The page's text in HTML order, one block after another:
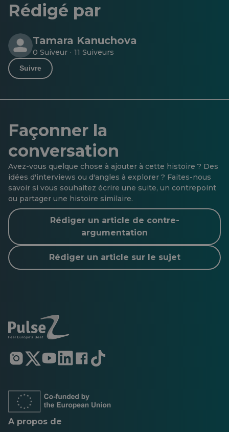
Rédigé par
Tamara Kanuchova
0 Suiveur · 11 Suiveurs
Suivre
Façonner la
conversation
Avez-vous quelque chose à ajouter à cette histoire ? Des
idées d'interviews ou d'angles à explorer ? Faites-nous
savoir si vous souhaitez écrire une suite, un contrepoint
ou partager une histoire similaire.
Rédiger un article de contre-
argumentation
Rédiger un article sur le sujet
S'ouvre
dans
onglet
S'ouvre
dans
onglet
S'ouvre
dans
onglet
S'ouvre
dans
onglet
S'ouvre
dans
onglet
S'ouvre
dans
A propos de